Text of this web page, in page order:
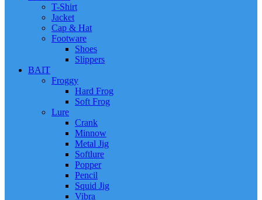
T-Shirt
Jacket
Cap & Hat
Footware
Shoes
Slippers
BAIT
Froggy
Hard Frog
Soft Frog
Lure
Crank
Minnow
Metal Jig
Softlure
Popper
Pencil
Squid Jig
Vibra